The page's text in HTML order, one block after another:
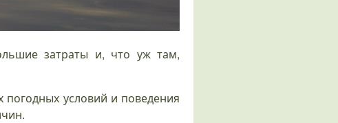
затраты и, что уж там,
условий и поведения